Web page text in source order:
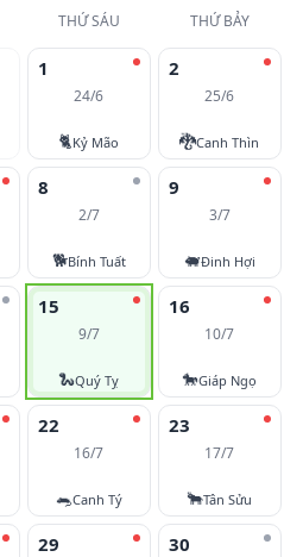
THỨ SÁU THỨ BẢY
1
24/6
🐈Kỷ Mão
2
25/6
🐉Canh Thìn
8
2/7
🐕Bính Tuất
9
3/7
🐖Đinh Hợi
15
9/7
🐍Quý Tỵ
16
10/7
🐎Giáp Ngọ
22
16/7
🐀Canh Tý
23
17/7
🐂Tân Sửu
29 30